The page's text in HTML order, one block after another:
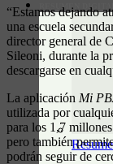
RESUMEN DIGITAL
“Estamos dejando
una escuela
director general de
Sileoni, durante la
descargarse en
La aplicación Mi
utilizada por
para los 1,7
pero también
podrán seguir de